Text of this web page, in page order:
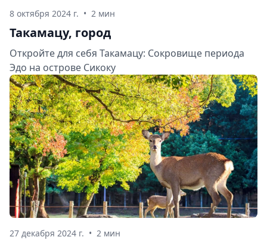
8 октября 2024 г. • 2 мин
Такамацу, город
Откройте для себя Такамацу: Сокровище периода
Эдо на острове Сикоку
27 декабря 2024 г. • 2 мин